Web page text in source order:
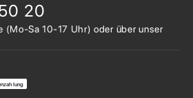
20
(Mo-Sa 10-17 Uhr) oder überunser